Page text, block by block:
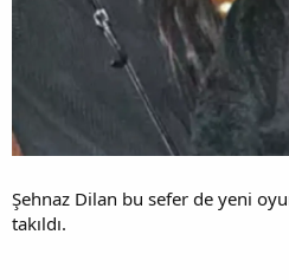
Şehnaz Dilan bu sefer de yeni
takıldı.